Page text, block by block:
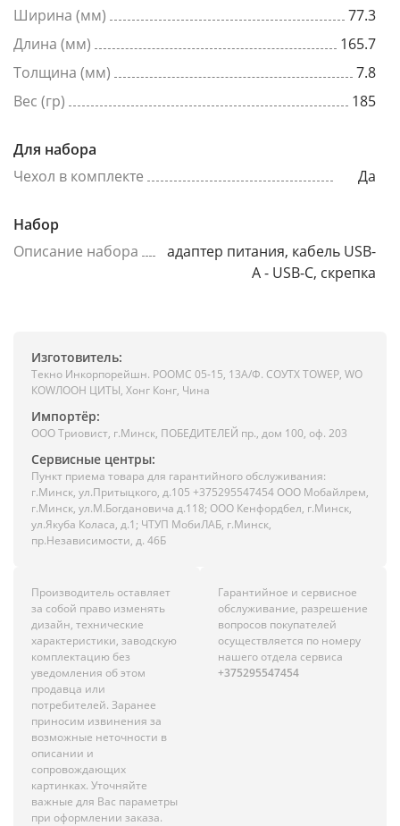
Ширина (мм)
77.3
Длина (мм)
165.7
Толщина (мм)
7.8
Вес (гр)
185
Для набора
Чехол в комплекте
Да
Набор
Описание набора
адаптер питания, кабель USB-
A - USB-C, скрепка
Изготовитель:
Текно Инкорпорейшн. РООМС 05-15, 13А/Ф. СОУТХ ТОWЕР, WО
КОWЛООН ЦИТЫ, Хонг Конг, Чина
Импортёр:
ООО Триовист, г.Минск, ПОБЕДИТЕЛЕЙ пр., дом 100, оф. 203
Сервисные центры:
Пункт приема товара для гарантийного обслуживания:
г.Минск, ул.Притыцкого, д.105 +375295547454 ООО Мобайлрем,
г.Минск, ул.М.Богдановича д.118; ООО Кенфордбел, г.Минск,
ул.Якуба Коласа, д.1; ЧТУП МобиЛАБ, г.Минск,
пр.Независимости, д. 46Б
Производитель оставляет
за собой право изменять
дизайн, технические
характеристики, заводскую
комплектацию без
уведомления об этом
продавца или
потребителей. Заранее
приносим извинения за
возможные неточности в
описании и
сопровождающих
картинках. Уточняйте
важные для Вас параметры
при оформлении заказа.
Гарантийное и сервисное
обслуживание, разрешение
вопросов покупателей
осуществляется по номеру
нашего отдела сервиса
+375295547454